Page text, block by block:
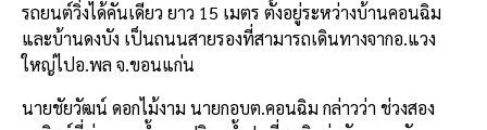
รถยนต์วิ่งได้คันเดียว ยาว 15 เมตร ตั้งอยู่ระหว่างบ้านคอนฉิม
และบ้านดงบัง เป็นถนนสายรองที่สามารถเดินทางจากอ.แวง
ใหญ่ไปอ.พล จ.ขอนแก่น
นายชัยวัฒน์ ดอกไม้งาม นายกอบต.คอนฉิม กล่าวว่า ช่วงสอง